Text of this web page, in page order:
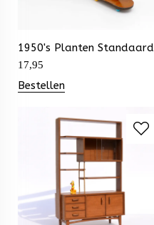
1950's Planten Standaard
17,95
Bestellen